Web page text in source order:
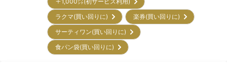
ラクマ(買い回りに)
楽券(買い回りに)
サーティワン(買い回りに)
食パン袋(買い回りに)